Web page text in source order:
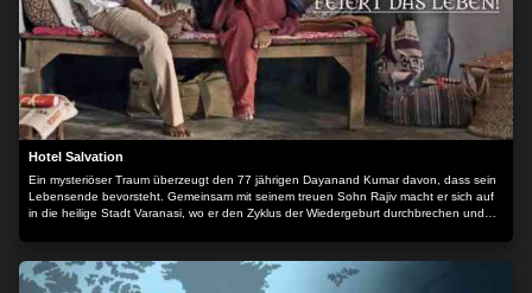
Hotel Salvation
Ein mysteriöser Traum überzeugt den 77 jährigen Dayanand Kumar davon, dass sein
Lebensende bevorsteht. Gemeinsam mit seinem treuen Sohn Rajiv macht er sich auf
in die heilige Stadt Varanasi, wo er den Zyklus der Wiedergeburt durchbrechen und
Sterbewilligen auf den Tod wartet und dabei immer mehr aufzublühen scheint, jongliert
Rajiv seine Pflichten vor Ort und daheim. Der Inhalt wird bereitgestellt von: Spotfilm
Networx GmbH Goerzallee 299 14167 Berlin